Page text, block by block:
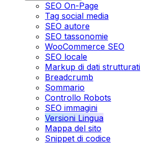
SEO On-Page
Tag social media
SEO autore
SEO tassonomie
WooCommerce SEO
SEO locale
Markup di dati strutturati
Breadcrumb
Sommario
Controllo Robots
SEO immagini
Versioni Lingua
Mappa del sito
Snippet di codice